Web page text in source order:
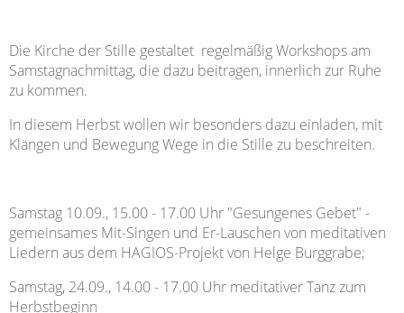
Die Kirche der Stille gestaltet regelmäßig Workshops am
Samstagnachmittag, die dazu beitragen, innerlich zur Ruhe
zu kommen.
In diesem Herbst wollen wir besonders dazu einladen, mit
Klängen und Bewegung Wege in die Stille zu beschreiten.
Samstag 10.09., 15.00 - 17.00 Uhr "Gesungenes Gebet" -
gemeinsames Mit-Singen und Er-Lauschen von meditativen
Liedern aus dem HAGIOS-Projekt von Helge Burggrabe;
Samstag, 24.09., 14.00 - 17.00 Uhr meditativer Tanz zum
Herbstbeginn